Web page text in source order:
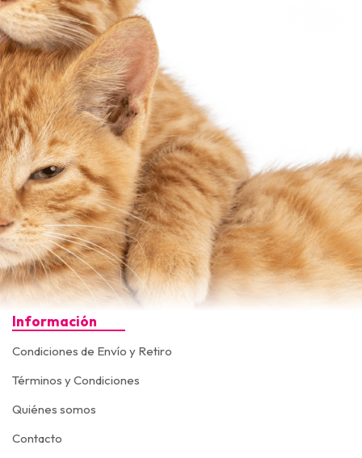
Información
Condiciones de Envío y Retiro
Términos y Condiciones
Quiénes somos
Contacto